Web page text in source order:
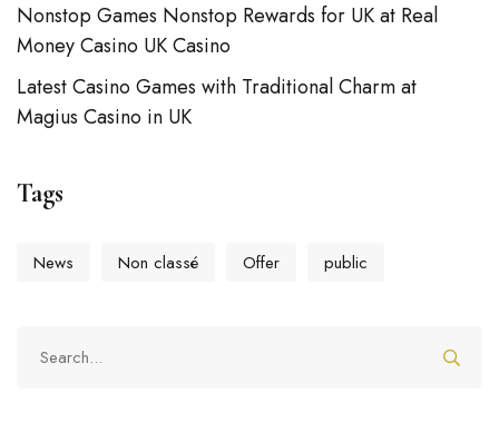
Nonstop Games Nonstop Rewards for UK at Real
Money Casino UK Casino
Latest Casino Games with Traditional Charm at
Magius Casino in UK
Tags
News Non classé Offer public